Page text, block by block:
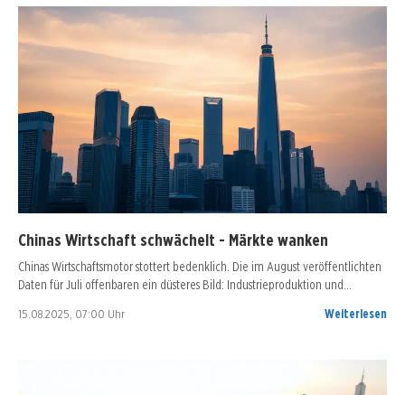
Chinas Wirtschaft schwächelt - Märkte wanken
Chinas Wirtschaftsmotor stottert bedenklich. Die im August veröffentlichten
Daten für Juli offenbaren ein düsteres Bild: Industrieproduktion und…
15.08.2025, 07:00 Uhr Weiterlesen